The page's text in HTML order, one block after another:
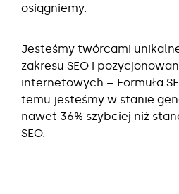
osiągniemy.
Jesteśmy twórcami
zakresu SEO i
internetowych – Formuła
temu jesteśmy w stanie
nawet 36% szybciej niż
SEO.